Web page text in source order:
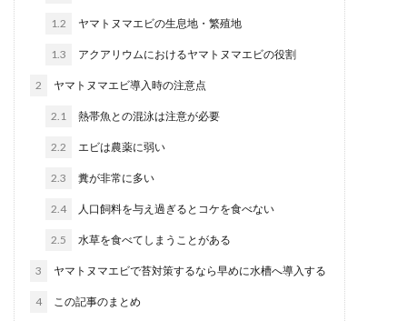
1.2 ヤマトヌマエビの生息地・繁殖地
1.3 アクアリウムにおけるヤマトヌマエビの役割
2 ヤマトヌマエビ導入時の注意点
2.1 熱帯魚との混泳は注意が必要
2.2 エビは農薬に弱い
2.3 糞が非常に多い
2.4 人口飼料を与え過ぎるとコケを食べない
2.5 水草を食べてしまうことがある
3 ヤマトヌマエビで苔対策するなら早めに水槽へ導入する
4 この記事のまとめ